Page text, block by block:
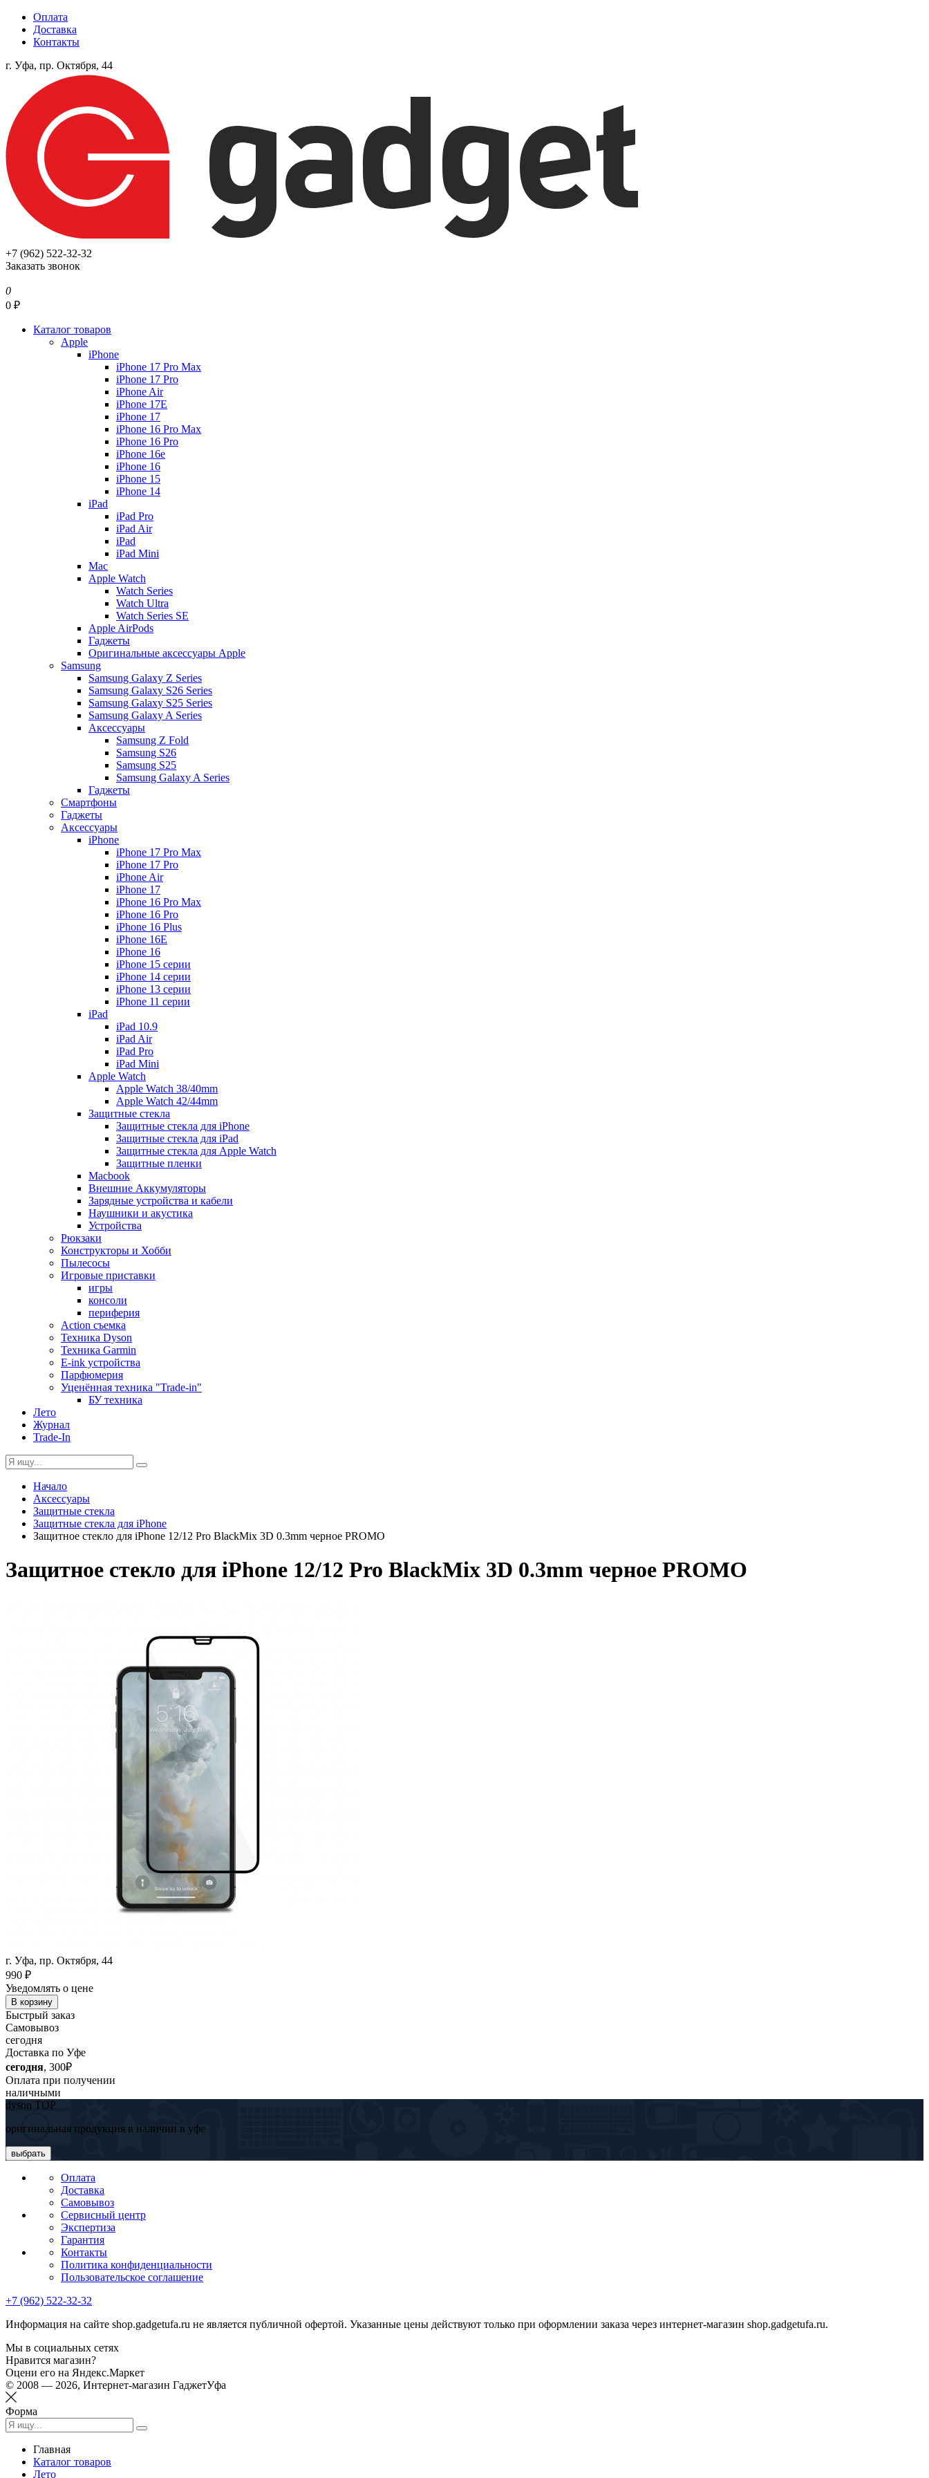
Оплата
Доставка
Контакты
г. Уфа, пр. Октября, 44
+7 (962) 522-32-32
Заказать звонок
0
0 ₽
Каталог товаров
Apple
iPhone
iPhone 17 Pro Max
iPhone 17 Pro
iPhone Air
iPhone 17E
iPhone 17
iPhone 16 Pro Max
iPhone 16 Pro
iPhone 16e
iPhone 16
iPhone 15
iPhone 14
iPad
iPad Pro
iPad Air
iPad
iPad Mini
Mac
Apple Watch
Watch Series
Watch Ultra
Watch Series SE
Apple AirPods
Гаджеты
Оригинальные аксессуары Apple
Samsung
Samsung Galaxy Z Series
Samsung Galaxy S26 Series
Samsung Galaxy S25 Series
Samsung Galaxy A Series
Аксессуары
Samsung Z Fold
Samsung S26
Samsung S25
Samsung Galaxy A Series
Гаджеты
Смартфоны
Гаджеты
Аксессуары
iPhone
iPhone 17 Pro Max
iPhone 17 Pro
iPhone Air
iPhone 17
iPhone 16 Pro Max
iPhone 16 Pro
iPhone 16 Plus
iPhone 16E
iPhone 16
iPhone 15 серии
iPhone 14 серии
iPhone 13 серии
iPhone 11 серии
iPad
iPad 10.9
iPad Air
iPad Pro
iPad Mini
Apple Watch
Apple Watch 38/40mm
Apple Watch 42/44mm
Защитные стекла
Защитные стекла для iPhone
Защитные стекла для iPad
Защитные стекла для Apple Watch
Защитные пленки
Macbook
Внешние Аккумуляторы
Зарядные устройства и кабели
Наушники и акустика
Устройства
Рюкзаки
Конструкторы и Хобби
Пылесосы
Игровые приставки
игры
консоли
периферия
Action съемка
Техника Dyson
Техника Garmin
E-ink устройства
Парфюмерия
Уценённая техника "Trade-in"
БУ техника
Лето
Журнал
Trade-In
Начало
Аксессуары
Защитные стекла
Защитные стекла для iPhone
Защитное стекло для iPhone 12/12 Pro BlackMix 3D 0.3mm черное PROMO
Защитное стекло для iPhone 12/12 Pro BlackMix 3D 0.3mm черное PROMO
г. Уфа, пр. Октября, 44
990 ₽
Уведомлять о цене
В корзину
Быстрый заказ
Самовывоз
сегодня
Доставка по Уфе
сегодня, 300₽
Оплата при получении
наличными
dyson TOP
оригинальная продукция в наличии в уфе
выбрать
Оплата
Доставка
Самовывоз
Сервисный центр
Экспертиза
Гарантия
Контакты
Политика конфиденциальности
Пользовательское соглашение
+7 (962) 522-32-32
Информация на сайте shop.gadgetufa.ru не является публичной офертой. Указанные цены действуют только при оформлении заказа через интернет-магазин shop.gadgetufa.ru.
Мы в социальных сетях
Нравится магазин?
Оцени его на Яндекс.Маркет
© 2008 — 2026, Интернет-магазин ГаджетУфа
Форма
Главная
Каталог товаров
Лето